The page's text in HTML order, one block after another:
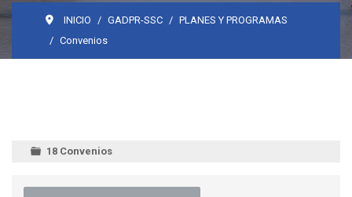
INICIO GADPR-SSC
PLANES Y PROGRAMAS
Convenios
18 Convenios